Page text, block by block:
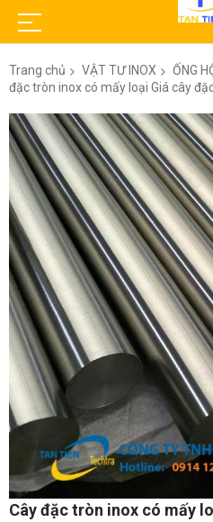
Trang chủ VẬT TƯ INOX ỐNG
đặc tròn inox có mấy loại Giá cây
Chuyển
đến
phần
đầu
của
thư
viện
hình
ảnh
Chuyển
Cây đặc tròn inox có mấy